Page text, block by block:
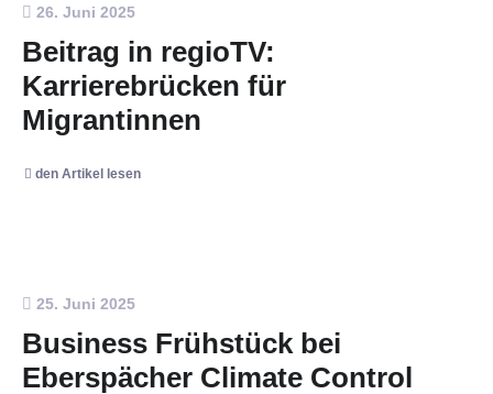
26. Juni 2025
Beitrag in regioTV:
Karrierebrücken für
Migrantinnen
den Artikel lesen
25. Juni 2025
Business Frühstück bei
Eberspächer Climate Control